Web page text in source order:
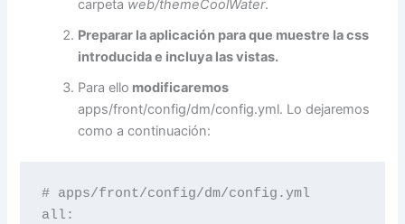
carpeta web/themeCoolWater.
Preparar la aplicación para que muestre la css
introducida e incluya las vistas.
Para ello modificaremos
apps/front/config/dm/config.yml. Lo dejaremos
como a continuación:
# apps/front/config/dm/config.yml
all: